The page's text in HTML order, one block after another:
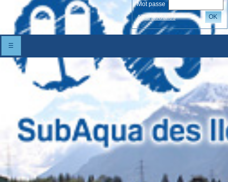
Mot passe
Accés oubliés
OK
☰